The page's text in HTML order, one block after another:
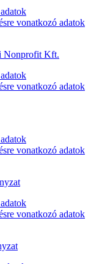
vonatkozó adatok
Nonprofit Kft.
vonatkozó adatok
vonatkozó adatok
vonatkozó adatok